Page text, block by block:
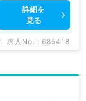
詳細を
見る
求人No. : 685418